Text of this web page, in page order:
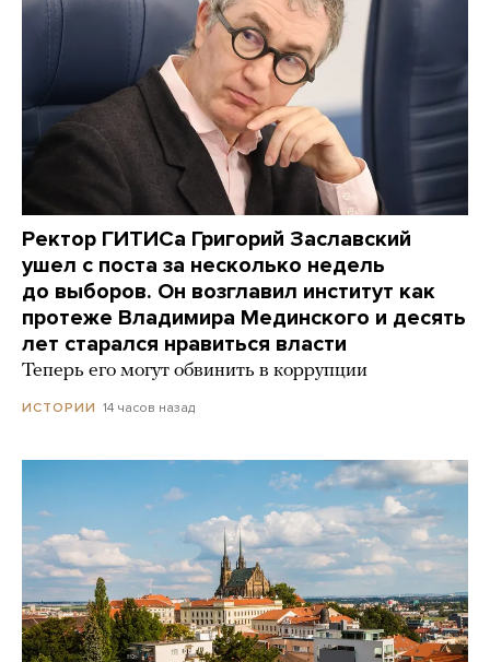
Ректор ГИТИСа Григорий Заславский
ушел с поста за несколько недель
до выборов. Он возглавил институт как
протеже Владимира Мединского и десять
лет старался нравиться власти
Теперь его могут обвинить в коррупции
ИСТОРИИ 14 часов назад